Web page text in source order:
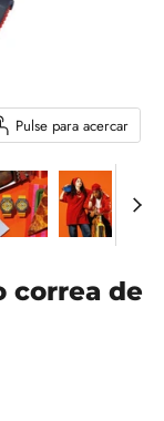
Pulse para acercar
correa de